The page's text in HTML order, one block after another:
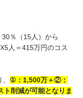
30％（15人）から
人＝415万円のコス
①：1,500万＋②：
削減が可能となりま